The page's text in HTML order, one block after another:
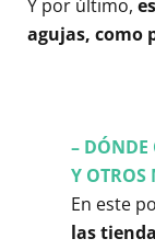
Y por último,
agujas, como
– DÓNDE
Y OTROS
En este
las